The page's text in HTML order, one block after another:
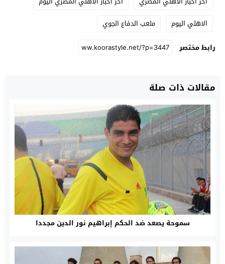
الاهلي اليوم
ملعب الدفاع الجوي
رابط مختصر
مقالات ذات صلة
سموحة يصعد ضد الحكم إبراهيم نور الدين مجددا